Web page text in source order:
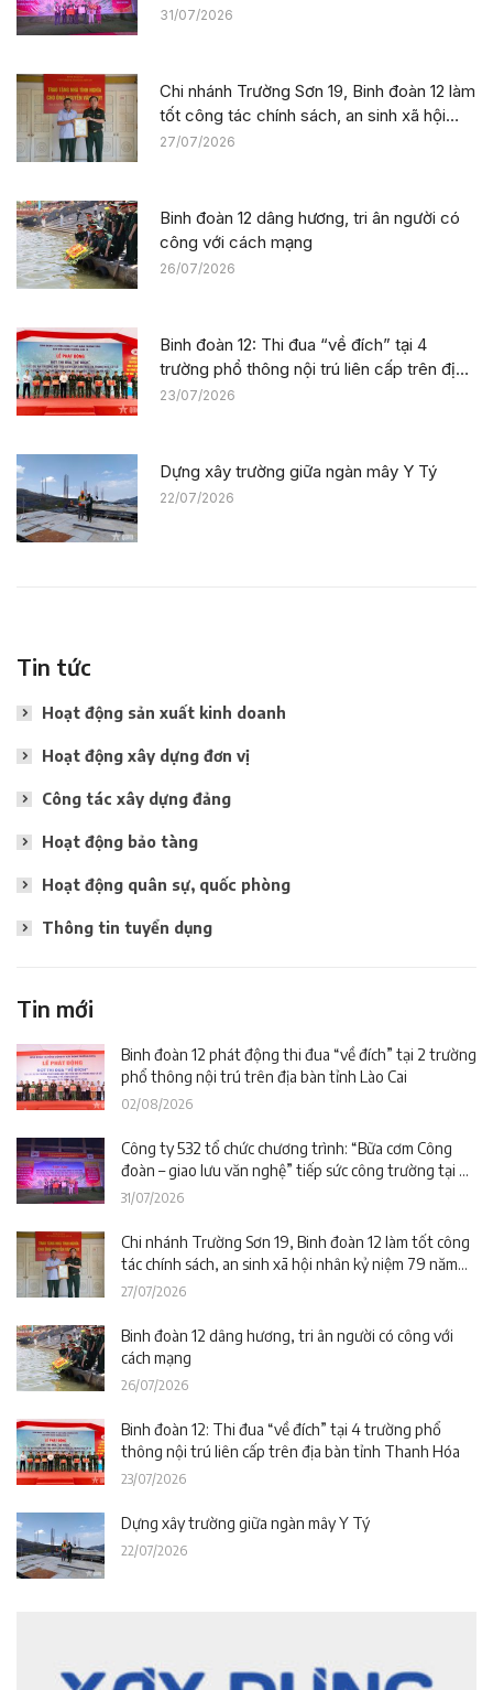
sức công trường tại dự án Trường phổ
31/07/2026
Chi nhánh Trường Sơn 19, Binh đoàn 12 làm
tốt công tác chính sách, an sinh xã hội
nhân kỷ niệm 79 năm Ngày Thương binh –
27/07/2026
Binh đoàn 12 dâng hương, tri ân người có
công với cách mạng
26/07/2026
Binh đoàn 12: Thi đua “về đích” tại 4
trường phổ thông nội trú liên cấp trên địa
bàn tỉnh Thanh Hóa
23/07/2026
Dựng xây trường giữa ngàn mây Y Tý
22/07/2026
Tin tức
Hoạt động sản xuất kinh doanh
Hoạt động xây dựng đơn vị
Công tác xây dựng đảng
Hoạt động bảo tàng
Hoạt động quân sự, quốc phòng
Thông tin tuyển dụng
Tin mới
Binh đoàn 12 phát động thi đua “về đích” tại 2 trường
phổ thông nội trú trên địa bàn tỉnh Lào Cai
02/08/2026
Công ty 532 tổ chức chương trình: “Bữa cơm Công
đoàn – giao lưu văn nghệ” tiếp sức công trường tại dự
án Trường phổ thông nội trú liên cấp La Êê (TP. Đà
31/07/2026
Chi nhánh Trường Sơn 19, Binh đoàn 12 làm tốt công
tác chính sách, an sinh xã hội nhân kỷ niệm 79 năm
Ngày Thương binh – Liệt sĩ
27/07/2026
Binh đoàn 12 dâng hương, tri ân người có công với
cách mạng
26/07/2026
Binh đoàn 12: Thi đua “về đích” tại 4 trường phổ
thông nội trú liên cấp trên địa bàn tỉnh Thanh Hóa
23/07/2026
Dựng xây trường giữa ngàn mây Y Tý
22/07/2026